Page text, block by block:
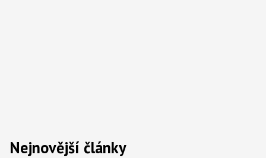
Nejnovější články